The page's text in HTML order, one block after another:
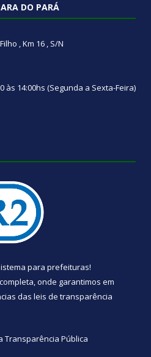
DO PARÁ
, Km 16 , S/N
às 14:00hs (Segunda a Sexta-Feira)
para prefeituras!
completa, onde garantimos em
das leis de transparência
Transparência Pública